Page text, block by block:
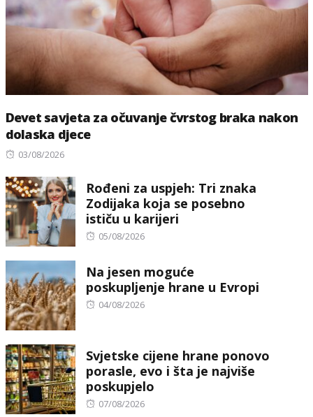
Devet savjeta za očuvanje čvrstog braka nakon
dolaska djece
Posted
03/08/2026
Rođeni za uspjeh: Tri znaka
Zodijaka koja se posebno
ističu u karijeri
Posted
05/08/2026
Na jesen moguće
poskupljenje hrane u Evropi
Posted
04/08/2026
Svjetske cijene hrane ponovo
porasle, evo i šta je najviše
poskupjelo
Posted
07/08/2026